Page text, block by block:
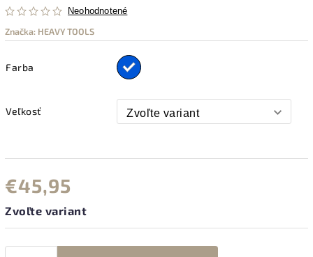
Neohodnotené
Značka: HEAVY TOOLS
Farba
Veľkosť
€45,95
Zvoľte variant